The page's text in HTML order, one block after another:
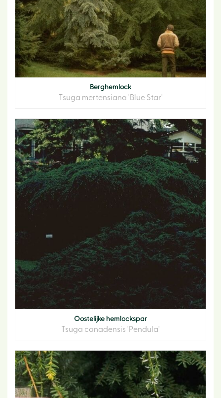
Berghemlock
Tsuga mertensiana 'Blue Star'
Oostelijke hemlockspar
Tsuga canadensis 'Pendula'